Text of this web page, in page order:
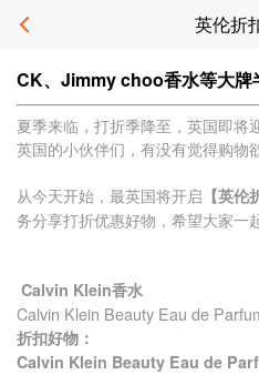
英伦折
CK、Jimmy choo香水等大牌
夏季来临，打折季降至，英国即将
英国的小伙伴们，有没有觉得购物
从今天开始，最英国将开启 【英伦
务分享打折优惠好物，希望大家一
Calvin Klein香水
Calvin Klein Beauty Eau de
折扣好物：
Calvin Klein Beauty Eau de